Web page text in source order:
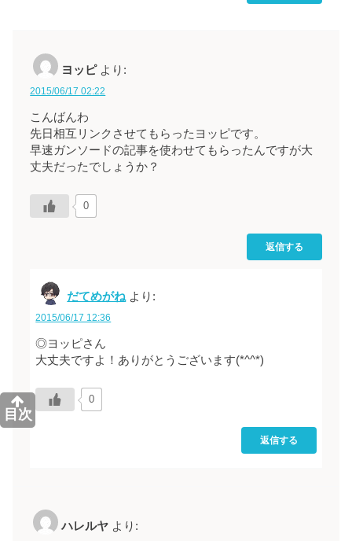
目次
ヨッピ より:
2015/06/17 02:22
こんばんわ
先日相互リンクさせてもらったヨッピです。
早速ガンソードの記事を使わせてもらったんですが大
丈夫だったでしょうか？
0
返信する
だてめがね より:
2015/06/17 12:36
◎ヨッピさん
大丈夫ですよ！ありがとうございます(*^^*)
0
返信する
ハレルヤ より: